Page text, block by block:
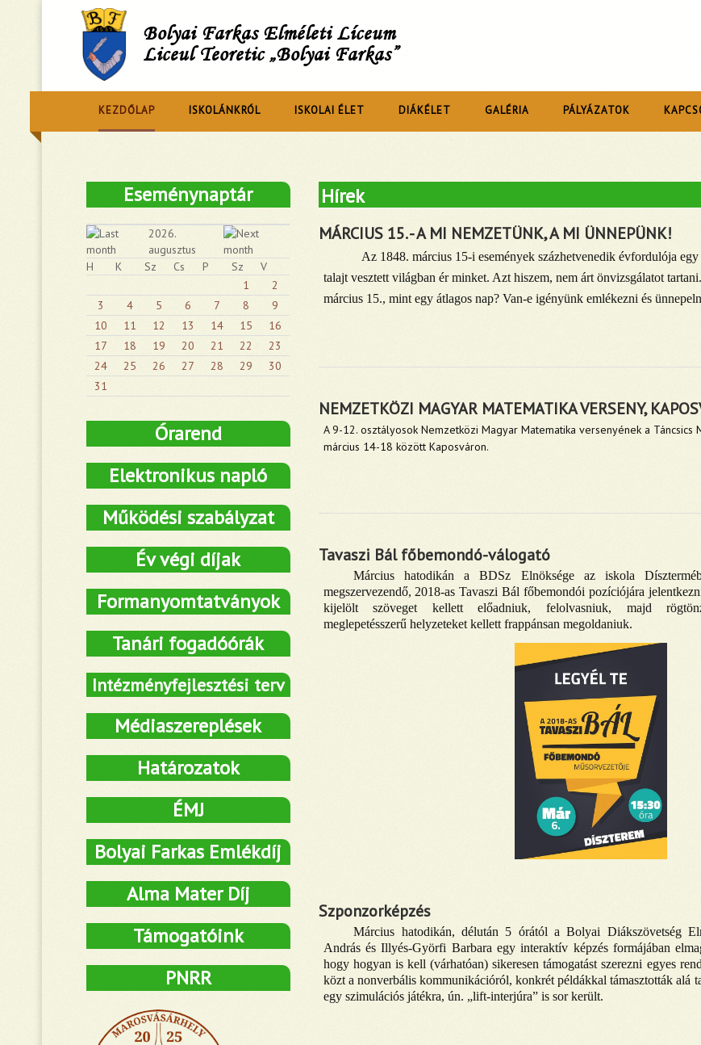
Bolyai Farkas Elméleti Líceum
Liceul Teoretic „Bolyai Farkas”
KEZDŐLAP ISKOLÁNKRÓL ISKOLAI ÉLET DIÁKÉLET GALÉRIA PÁLYÁZATOK
Hírek
MÁRCIUS 15. - A MI NEMZETÜNK, A MI ÜNNEPÜNK!
Az 1848. március 15-i események százhetvenedik évfordulója
talajt vesztett világban ér minket. Azt hiszem, nem árt önvizsgálatot
március 15., mint egy átlagos nap? Van-e igényünk emlékezni és
NEMZETKÖZI MAGYAR MATEMATIKA VERSENY,
A 9-12. osztályosok Nemzetközi Magyar Matematika versenyének a Táncsics
március 14-18 között Kaposváron.
Tavaszi Bál főbemondó-válogató
Március hatodikán a BDSz Elnöksége az iskola
megszervezendő, 2018-as Tavaszi Bál főbemondói pozíciójára
kijelölt szöveget kellett előadniuk, felolvasniuk, majd
meglepetésszerű helyzeteket kellett frappánsan megoldaniuk.
Szponzorképzés
Március hatodikán, délután 5 órától a Bolyai Diákszövetség
András és Illyés-Györfi Barbara egy interaktív képzés formájában
hogy hogyan is kell (várhatóan) sikeresen támogatást szerezni egyes
közt a nonverbális kommunikációról, konkrét példákkal támasztották alá
egy szimulációs játékra, ún. „lift-interjúra” is sor került.
Eseménynaptár
2026.
augusztus
H
K Sz Cs P Sz
V
1
2
3
4 5 6 7 8
9
10
11 12 13 14 15
16
17
18 19 20 21 22
23
24
25 26 27 28 29
30
31
Órarend
Elektronikus napló
Működési szabályzat
Év végi díjak
Formanyomtatványok
Tanári fogadóórák
Intézményfejlesztési terv
Médiaszereplések
Határozatok
ÉMJ
Bolyai Farkas Emlékdíj
Alma Mater Díj
Támogatóink
PNRR